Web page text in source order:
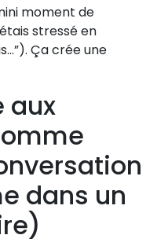
moment de
stressé en
Ça crée une
aux
dans un